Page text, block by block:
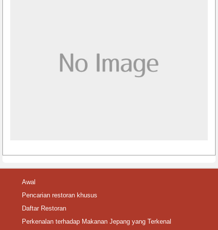
Awal
Pencarian restoran khusus
Daftar Restoran
Perkenalan terhadap Makanan Jepang yang Terkenal